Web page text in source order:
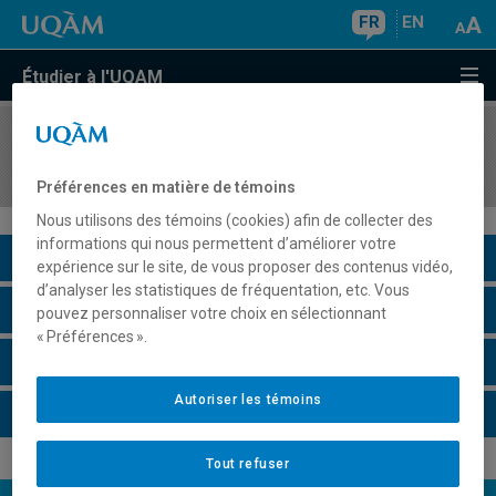
FR EN
Étudier à l'UQAM
COURS//
Description du cours
Horaire - Été 2026
Préférences en matière de témoins
Nous utilisons des témoins (cookies) afin de collecter des
informations qui nous permettent d’améliorer votre
expérience sur le site, de vous proposer des contenus vidéo,
d’analyser les statistiques de fréquentation, etc. Vous
pouvez personnaliser votre choix en sélectionnant
« Préférences ».
Tout refuser
Autoriser les témoins